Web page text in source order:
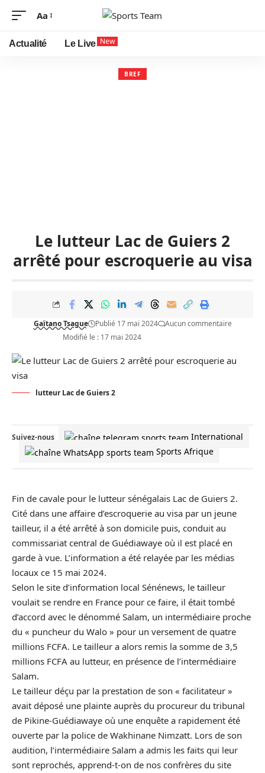
Aa
Actualité Le Live New
BREF
Le lutteur Lac de Guiers 2
arrêté pour escroquerie au visa
Gaïtano Tsague Publié 17 mai 2024
Aucun commentaire
Modifié le : 17 mai 2024
lutteur Lac de Guiers 2
Suivez-nous
International
Sports Afrique
Fin de cavale pour le lutteur sénégalais Lac de Guiers 2.
Cité dans une affaire d’escroquerie au visa par un jeune
tailleur, il a été arrêté à son domicile puis, conduit au
commissariat central de Guédiawaye où il est placé en
garde à vue. L’information a été relayée par les médias
locaux ce 15 mai 2024.
Selon le site d’information local Sénénews, le tailleur
voulait se rendre en France pour ce faire, il était tombé
d’accord avec le dénommé Salam, un intermédiaire proche
du « puncheur du Walo » pour un versement de quatre
millions FCFA. Le tailleur a alors remis la somme de 3,5
millions FCFA au lutteur, en présence de l’intermédiaire
Salam.
Le tailleur déçu par la prestation de son « facilitateur »
avait déposé une plainte auprès du procureur du tribunal
de Pikine-Guédiawaye où une enquête a rapidement été
ouverte par la police de Wakhinane Nimzatt. Lors de son
audition, l’intermédiaire Salam a admis les faits qui leur
sont reprochés, apprend-t-on de nos confrères du site